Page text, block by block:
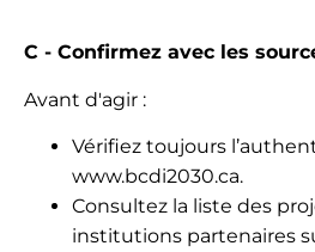
C - Confirmez avec les
Avant d'agir :
Vérifiez toujours
www.bcdi2030.ca.
Consultez la liste des
institutions partenaires